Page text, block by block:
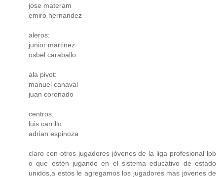
jose materam
emiro hernandez
aleros:
junior martinez
osbel caraballo
ala pivot:
manuel canaval
juan coronado
centros:
luis carrillo
adrian espinoza
claro con otros jugadores jóvenes de la liga profesional lpb
o que estén jugando en el sistema educativo de estado
unidos,a estos le agregamos los jugadores mas jóvenes de